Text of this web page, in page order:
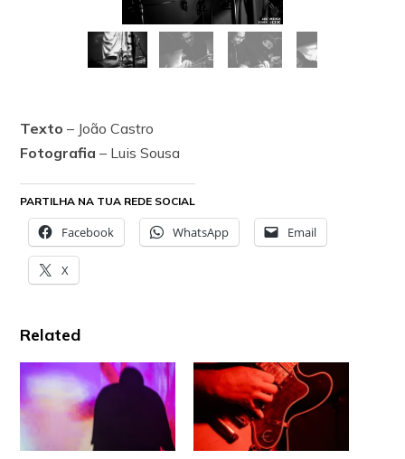
Texto – João Castro
Fotografia – Luis Sousa
PARTILHA NA TUA REDE SOCIAL
Facebook WhatsApp Email
X
Related